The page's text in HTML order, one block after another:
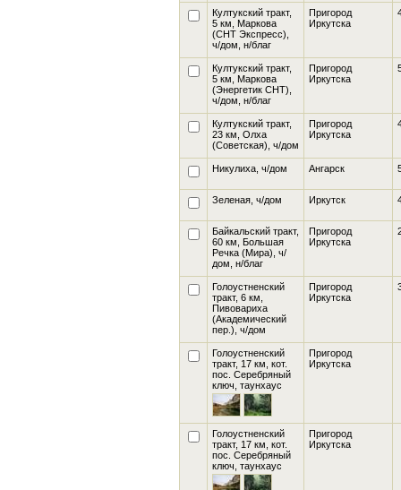
Култукский тракт,
5 км, Маркова
(СНТ Экспресс),
ч/дом, н/благ
Пригород
Иркутска
Култукский тракт,
5 км, Маркова
(Энергетик СНТ),
ч/дом, н/благ
Пригород
Иркутска
Култукский тракт,
23 км, Олха
(Советская), ч/дом
Пригород
Иркутска
Никулиха , ч/дом Ангарск
Зеленая , ч/дом Иркутск
Байкальский тракт,
60 км, Большая
Речка (Мира), ч/
дом, н/благ
Пригород
Иркутска
Голоустненский
тракт, 6 км,
Пивовариха
(Академический
пер.), ч/дом
Пригород
Иркутска
Голоустненский
тракт, 17 км, кот.
пос. Серебряный
ключ , таунхаус
Пригород
Иркутска
Голоустненский
тракт, 17 км, кот.
пос. Серебряный
ключ , таунхаус
Пригород
Иркутска